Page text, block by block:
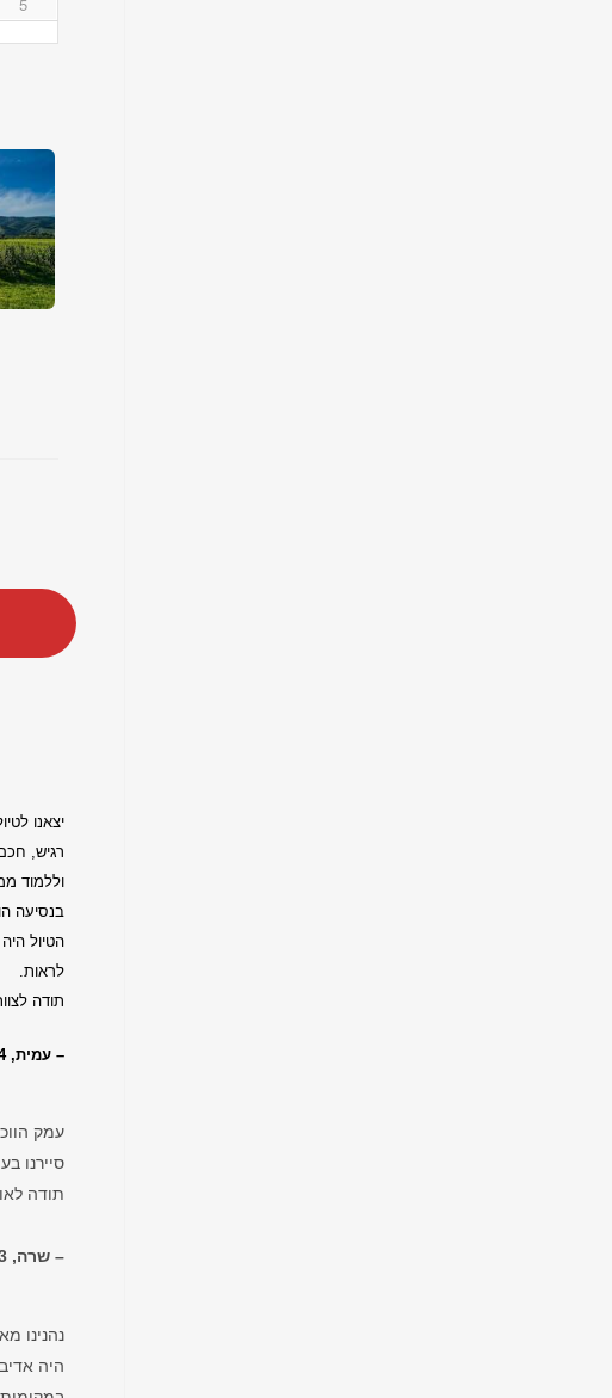
יצאנו
רגיש,
וללמוד
בנסיעה
הטיול
לראות.
תודה
– עמית, 15.4.2024
עמק
סיירנו
תודה
– שרה, 5.6.2023
נהנינו
היה